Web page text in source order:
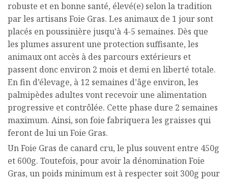
robuste et en bonne santé, élevé(e) selon la tradition
par les artisans Foie Gras. Les animaux de 1 jour sont
placés en poussinière jusqu'à 4-5 semaines. Dès que
les plumes assurent une protection suffisante, les
animaux ont accès à des parcours extérieurs et
passent donc environ 2 mois et demi en liberté totale.
En fin d’élevage, à 12 semaines d’âge environ, les
palmipèdes adultes vont recevoir une alimentation
progressive et contrôlée. Cette phase dure 2 semaines
maximum. Ainsi, son foie fabriquera les graisses qui
feront de lui un Foie Gras.
Un Foie Gras de canard cru, le plus souvent entre 450g
et 600g. Toutefois, pour avoir la dénomination Foie
Gras, un poids minimum est à respecter soit 300g pour